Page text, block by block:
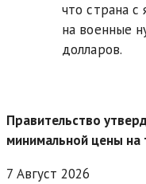
что страна с
на военные
долларов.
Правительство
минимальной цены
7 Август 2026